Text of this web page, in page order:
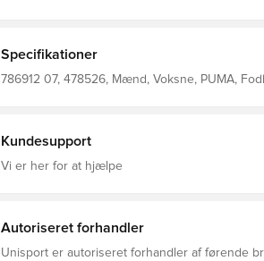
Entworfen für: Fußball Passform: Slim Länge:
Rundhalsausschnitt Hauptmaterial: Interlock
Specifikationer
786912 07, 478526, Mænd, Voksne, PUMA,
Kundesupport
Vi er her for at hjælpe
Autoriseret forhandler
Unisport er autoriseret forhandler af førende